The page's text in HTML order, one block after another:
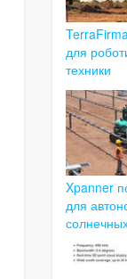
для
техники
Xpanner
для